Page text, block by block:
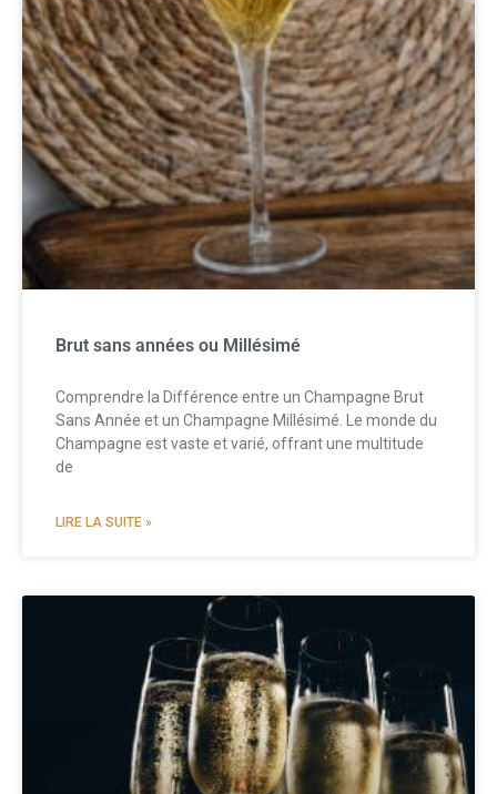
Brut sans années ou Millésimé
Comprendre la Différence entre un Champagne Brut
Sans Année et un Champagne Millésimé. Le monde du
Champagne est vaste et varié, offrant une multitude
de
LIRE LA SUITE »